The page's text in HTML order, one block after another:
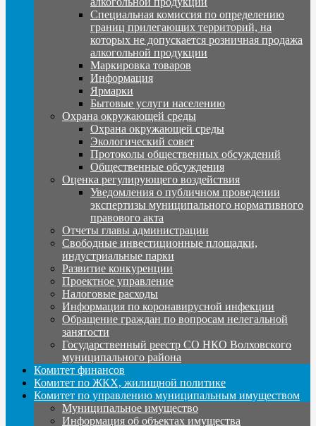
Специальная комиссия по определению
границ прилегающих территорий, на
которых не допускается розничная продажа
алкогольной продукции
Маркировка товаров
Информация
Ярмарки
Бытовые услуги населению
Охрана окружающей среды
Охрана окружающей среды
Экологический совет
Протоколы общественных обсуждений
Общественные обсуждения
Оценка регулирующего воздействия
Уведомления о публичном проведении
экспертизы муниципального нормативного
правового акта
Отчеты главы администрации
Свободные инвестиционные площадки,
индустриальные парки
Развитие конкуренции
Проектное управление
Налоговые расходы
Информация по коронавирусной инфекции
Обращение граждан по вопросам нелегальной
занятости
Государственный реестр СО НКО Волховского
муниципального района
Комитет финансов
Комитет по ЖКХ, жилищной политике
Комитет по управлению муниципальным имуществом
Муниципальное имущество
Информация об объектах имущества